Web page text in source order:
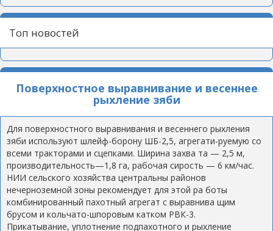
Топ новостей
Поверхностное выравнивание и весеннее
рыхление зяби
Для поверхностного выравнивания и весеннего рыхления
зяби используют шлейф-борону ШБ-2,5, агрегати-руемую со
всеми тракторами и сцепками. Ширина захва та — 2,5 м,
производительность—1,8 га, рабочая сирость — 6 км/час.
НИИ сельского хозяйства центральны районов
нечерноземной зоны рекомендует для этой ра боты
комбинированный пахотный агрегат с выравнива щим
брусом и кольчато-шпоровым катком РВК-3.
Прикатывание, уплотнение подпахотного и рыхление